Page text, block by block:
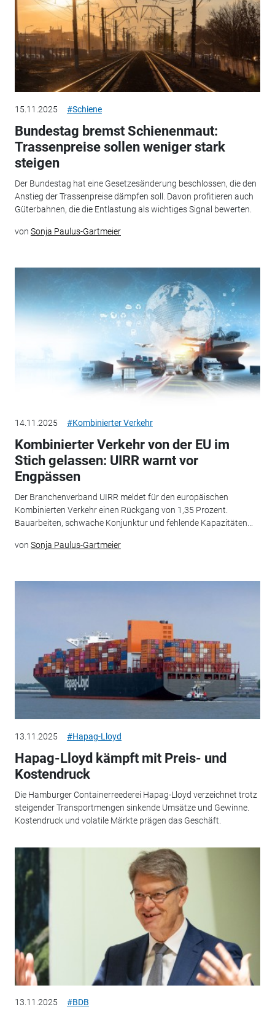
15.11.2025 #Schiene
Bundestag bremst Schienenmaut:
Trassenpreise sollen weniger stark
steigen
Der Bundestag hat eine Gesetzesänderung beschlossen, die den
Anstieg der Trassenpreise dämpfen soll. Davon profitieren auch
Güterbahnen, die die Entlastung als wichtiges Signal bewerten.
von Sonja Paulus-Gartmeier
14.11.2025 #Kombinierter Verkehr
Kombinierter Verkehr von der EU im
Stich gelassen: UIRR warnt vor
Engpässen
Der Branchenverband UIRR meldet für den europäischen
Kombinierten Verkehr einen Rückgang von 1,35 Prozent.
Bauarbeiten, schwache Konjunktur und fehlende Kapazitäten...
von Sonja Paulus-Gartmeier
13.11.2025 #Hapag-Lloyd
Hapag-Lloyd kämpft mit Preis- und
Kostendruck
Die Hamburger Containerreederei Hapag-Lloyd verzeichnet trotz
steigender Transportmengen sinkende Umsätze und Gewinne.
Kostendruck und volatile Märkte prägen das Geschäft.
13.11.2025 #BDB